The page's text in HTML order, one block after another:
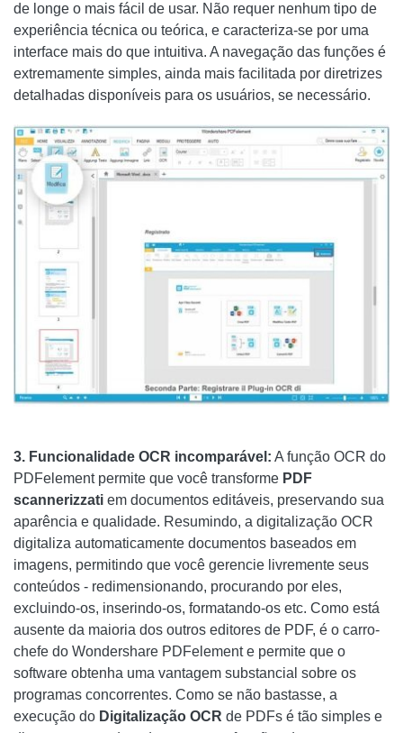
de longe o mais fácil de usar. Não requer nenhum tipo de
experiência técnica ou teórica, e caracteriza-se por uma
interface mais do que intuitiva. A navegação das funções é
extremamente simples, ainda mais facilitada por diretrizes
detalhadas disponíveis para os usuários, se necessário.
3. Funcionalidade OCR incomparável: A função OCR do
PDFelement permite que você transforme PDF
scannerizzati em documentos editáveis, preservando sua
aparência e qualidade. Resumindo, a digitalização OCR
digitaliza automaticamente documentos baseados em
imagens, permitindo que você gerencie livremente seus
conteúdos - redimensionando, procurando por eles,
excluindo-os, inserindo-os, formatando-os etc. Como está
ausente da maioria dos outros editores de PDF, é o carro-
chefe do Wondershare PDFelement e permite que o
software obtenha uma vantagem substancial sobre os
programas concorrentes. Como se não bastasse, a
execução do Digitalização OCR de PDFs é tão simples e